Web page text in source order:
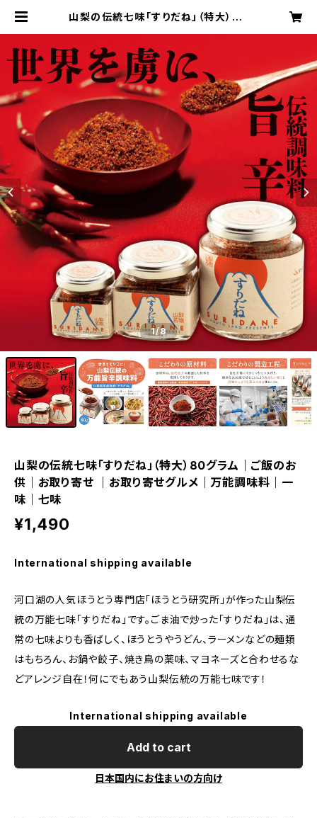
山梨の伝統七味「すりだね」（特大）80
味｜七味 | 河口湖の人気ほうとう店
「ほうとう研究所」オンラインショップ
1/8
山梨の伝統七味「すりだね」（特大）80グラム｜ご飯のお
供｜お取り寄せ ｜お取り寄せグルメ｜万能調味料｜一
味｜七味
¥1,490
International shipping available
河口湖の人気ほうとう専門店「ほうとう研究所」が作った山梨伝
統の万能七味「すりだね」です。ごま油で炒った「すりだね」は、通
常の七味よりも香ばしく、ほうとうやうどん、ラーメンなどの麺類
はもちろん、お鍋や餃子、焼き鳥の薬味、マヨネーズと合わせるな
どアレンジ自在！何にでもあう山梨伝統の万能七味です！
International shipping available
Add to cart
日本国内にお住まいの方向け